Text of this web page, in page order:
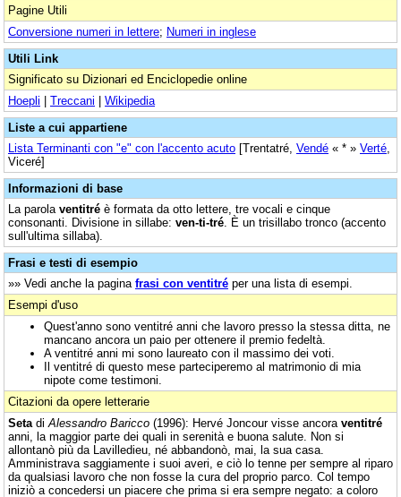
Pagine Utili
Conversione numeri in lettere; Numeri in inglese
Utili Link
Significato su Dizionari ed Enciclopedie online
Hoepli | Treccani | Wikipedia
Liste a cui appartiene
Lista Terminanti con "e" con l'accento acuto [Trentatré, Vendé « * » Verté
Viceré]
Informazioni di base
La parola ventitré è formata da otto lettere, tre vocali e cinque
consonanti. Divisione in sillabe: ven-ti-tré . È un trisillabo tronco (accento
sull'ultima sillaba).
Frasi e testi di esempio
»» Vedi anche la pagina frasi con ventitré per una lista di esempi.
Esempi d'uso
Quest'anno sono ventitré anni che lavoro presso la stessa ditta, ne
mancano ancora un paio per ottenere il premio fedeltà.
A ventitré anni mi sono laureato con il massimo dei voti.
Il ventitré di questo mese parteciperemo al matrimonio di mia
nipote come testimoni.
Citazioni da opere letterarie
Seta di Alessandro Baricco (1996): Hervé Joncour visse ancora ventitré
anni, la maggior parte dei quali in serenità e buona salute. Non si
allontanò più da Lavilledieu, né abbandonò, mai, la sua casa.
Amministrava saggiamente i suoi averi, e ciò lo tenne per sempre al riparo
da qualsiasi lavoro che non fosse la cura del proprio parco. Col tempo
iniziò a concedersi un piacere che prima si era sempre negato: a coloro